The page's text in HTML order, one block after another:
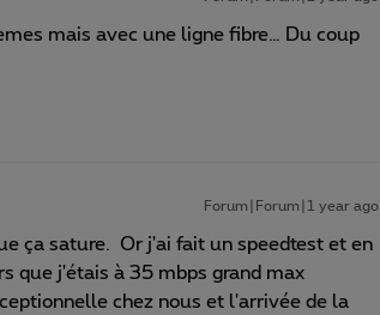
mais avec une ligne fibre… Du coup
Forum|Forum|1 year ago
ça sature. Or j'ai fait un speedtest et en
que j'étais à 35 mbps grand max
chez nous et l'arrivée de la